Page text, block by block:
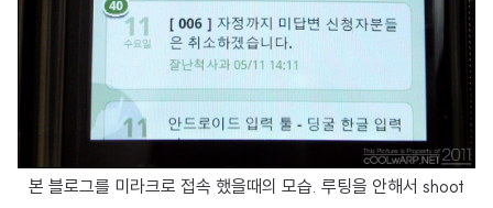
본 블로그를 미라크로 접속 했을때의 모습. 루팅을 안해서 shoot